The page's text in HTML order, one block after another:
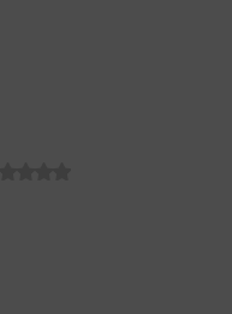
OSTEO BI-